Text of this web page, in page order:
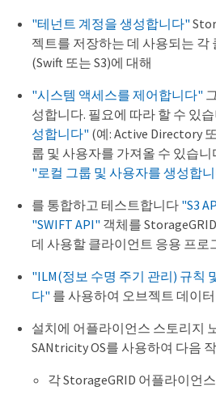
"테넌트 계정을 생성합니다"
젝트를 저장하는 데 사용되는 각
(Swift 또는 S3)에 대해
"시스템 액세스를 제어합니다"
성합니다. 필요에 따라 할 수 있
성합니다" (예: Active Directory
룹 및 사용자를 가져올 수 있습
"로컬 그룹 및 사용자를 생성합
를 통합하고 테스트합니다 "S3
"SWIFT API" 객체를
데 사용할 클라이언트 응용 프로
"ILM(정보 수명 주기 관리) 규칙
다" 를 사용하여 오브젝트 데이
설치에 어플라이언스 스토리지
SANtricity OS를 사용하여 다음
각 StorageGRID 어플라이언